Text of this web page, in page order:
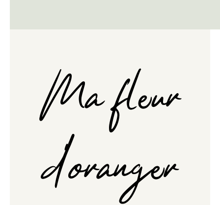
Ma fleur
d'oranger